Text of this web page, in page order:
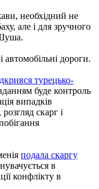
необхідний не
але і для зручного
дороги.
турецько-
буде контроль
випадків
скарг і
подала скаргу
в
конфлікту в